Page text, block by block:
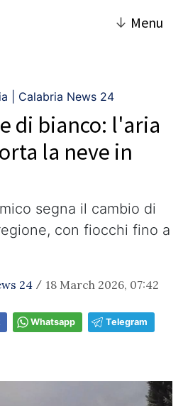
↓ Menu
| Calabria News 24
di bianco: l'aria
la neve in
segna il cambio di
con fiocchi fino a
24 / 18 March 2026, 07:42
Whatsapp Telegram